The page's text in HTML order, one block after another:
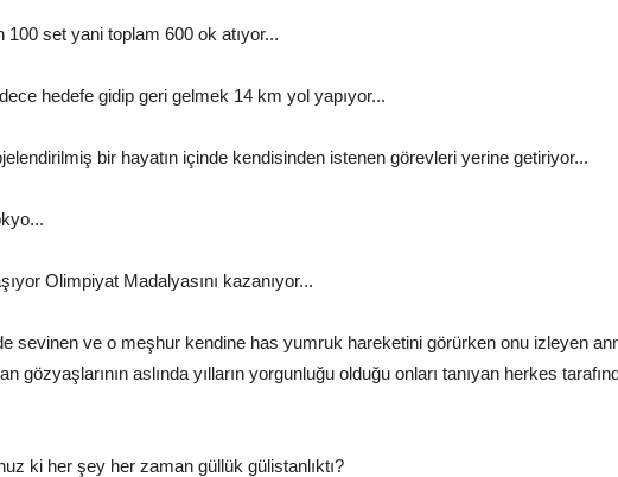
100 set yani toplam 600 ok atıyor...
hedefe gidip geri gelmek 14 km yol yapıyor...
bir hayatın içinde kendisinden istenen görevleri yerine getiriyor...
Olimpiyat Madalyasını kazanıyor...
sevinen ve o meşhur kendine has yumruk hareketini görürken onu izleyen
gözyaşlarının aslında yılların yorgunluğu olduğu onları tanıyan herkes
ki her şey her zaman güllük gülistanlıktı?